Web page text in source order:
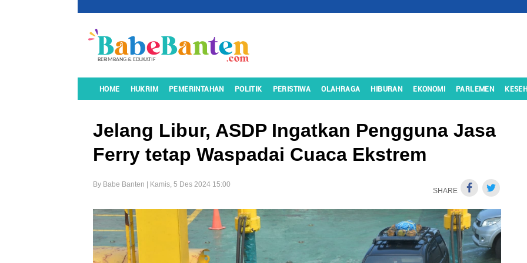
HOME HUKRIM PEMERINTAHAN POLITIK PERISTIWA OLAHRAGA HIBURAN EKONOMI PARLEMEN
Jelang Libur, ASDP Ingatkan Pengguna Jasa
Ferry tetap Waspadai Cuaca Ekstrem
By Babe Banten | Kamis, 5 Des 2024 15:00
SHARE